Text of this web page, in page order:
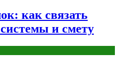
как связать
и смету